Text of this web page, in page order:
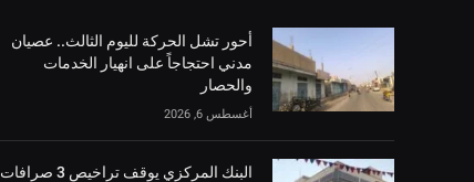
أحور تشل الحركة لليوم الثالث.. عصيان
مدني احتجاجاً على انهيار الخدمات
والحصار
أغسطس 6, 2026
البنك المركزي يوقف تراخيص 3 صرافات